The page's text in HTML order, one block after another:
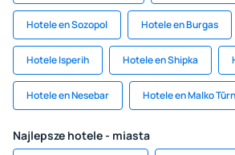
Hotele en Sozopol Hotele en Burgas
Hotele Isperih Hotele en Shipka
Hotele en Nesebar Hotele en Malko
Najlepsze hotele - miasta